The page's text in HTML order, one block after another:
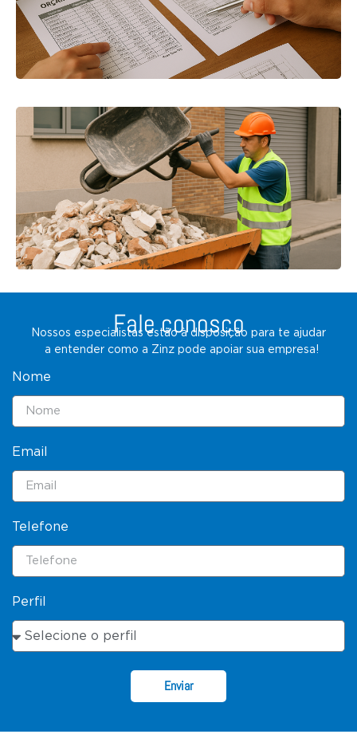
Fale conosco
Nossos especialistas estão à disposição para te ajudar
a entender como a Zinz pode apoiar sua empresa!
Nome
Email
Telefone
Perfil
Enviar